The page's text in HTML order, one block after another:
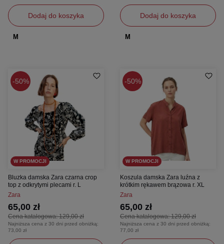
Dodaj do koszyka
M
Dodaj do koszyka
M
50%
W PROMOCJI
Bluzka damska Zara czarna crop
top z odkrytymi plecami r. L
Zara
Cena katalogowa:129,00 zł
65,00 zł
Najniższa cena z 30 dni przed obniżką:
73,00 zł
50%
W PROMOCJI
Koszula damska Zara luźna z
krótkim rękawem brązowa r. XL
Zara
Cena katalogowa:129,00 zł
65,00 zł
Najniższa cena z 30 dni przed obniżką:
77,00 zł